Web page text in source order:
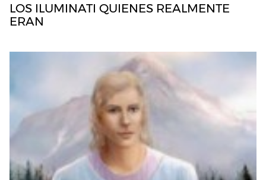
LOS ILUMINATI QUIENES REALMENTE
ERAN